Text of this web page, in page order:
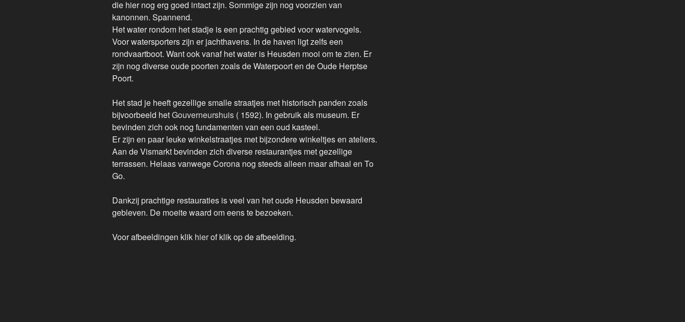
die hier nog erg goed intact zijn. Sommige zijn nog voorzien van
kanonnen. Spannend.
Het water rondom het stadje is een prachtig gebied voor watervogels.
Voor watersporters zijn er jachthavens. In de haven ligt zelfs een
rondvaartboot. Want ook vanaf het water is Heusden mooi om te zien. Er
zijn nog diverse oude poorten zoals de Waterpoort en de Oude Herptse
Poort.
Het stad je heeft gezellige smalle straatjes met historisch panden zoals
bijvoorbeeld hetGouverneurshuis ( 1592). In gebruik als museum. Er
bevinden zich ook nog fundamenten van een oud kasteel.
Er zijn en paar leuke winkelstraatjes met bijzondere winkeltjes en ateliers.
Aan de Vismarkt bevinden zich diverse restaurantjes met gezellige
terrassen. Helaas vanwege Corona nog steeds alleen maar afhaal en To
Go.
Dankzij prachtige restauraties is veel van het oude Heusden bewaard
gebleven. De moeite waard om eens te bezoeken.
Voor afbeeldingen klik hierof klik op de afbeelding.